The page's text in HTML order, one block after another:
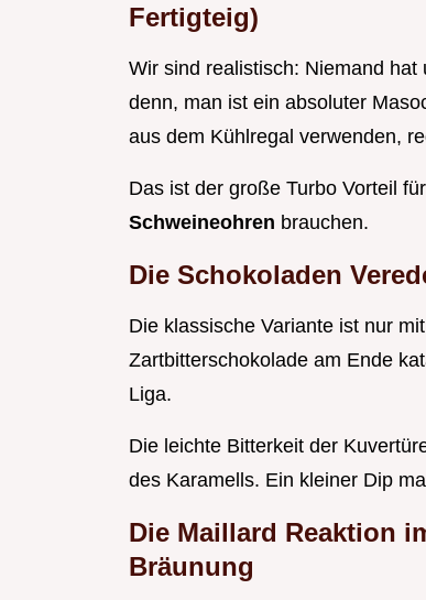
Fertigteig)
Wir sind realistisch: Niemand
denn, man ist ein absoluter
aus dem Kühlregal verwenden,
Das ist der große Turbo Vorteil
Schweineohren brauchen.
Die Schokoladen
Die klassische Variante ist nur
Zartbitterschokolade am Ende
Liga.
Die leichte Bitterkeit der
des Karamells. Ein kleiner Dip
Die Maillard Reaktion
Bräunung